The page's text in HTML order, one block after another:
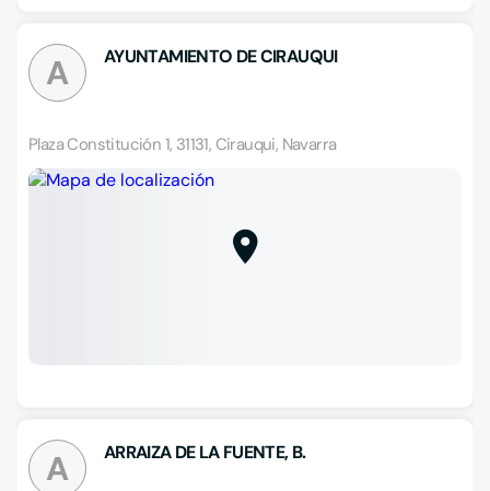
A AYUNTAMIENTO DE CIRAUQUI
Plaza Constitución 1, 31131, Cirauqui, Navarra
A ARRAIZA DE LA FUENTE, B.